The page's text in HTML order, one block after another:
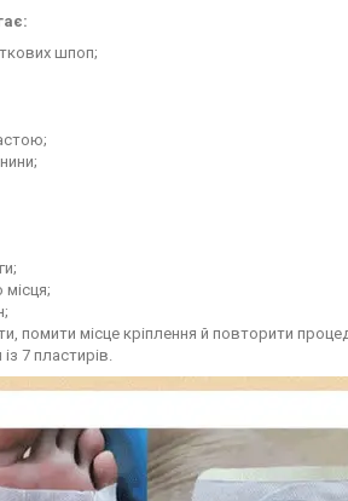
шпоп;
помити місце кріплення й повторити
7 пластирів.